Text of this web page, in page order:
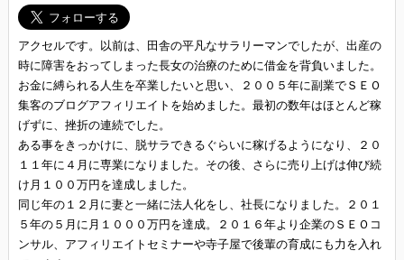
アクセルです。以前は、田舎の平凡なサラリーマンでしたが、出産の
時に障害をおってしまった長女の治療のために借金を背負いました。
お金に縛られる人生を卒業したいと思い、２００５年に副業でＳＥＯ
集客のブログアフィリエイトを始めました。最初の数年はほとんど稼
げずに、挫折の連続でした。
ある事をきっかけに、脱サラできるぐらいに稼げるようになり、２０
１１年に４月に専業になりました。その後、さらに売り上げは伸び続
け月１００万円を達成しました。
同じ年の１２月に妻と一緒に法人化をし、社長になりました。２０１
５年の５月に月１０００万円を達成。２０１６年より企業のＳＥＯコ
ンサル、アフィリエイトセミナーや寺子屋で後輩の育成にも力を入れ